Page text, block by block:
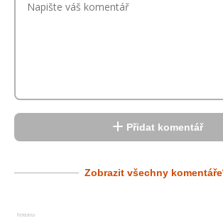
Přidat komentář
Zobrazit všechny komentáře
Reklama